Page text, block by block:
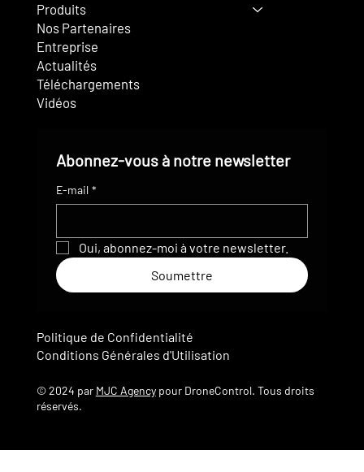
Produits
Nos Partenaires
Entreprise
Actualités
Téléchargements
Vidéos
Abonnez-vous à notre newsletter
E-mail *
Oui, abonnez-moi à votre newsletter.
Soumettre
© 2024 par MJC Agencypour DroneControl. Tous droits
réservés.
Conditions Générales d'Utilisation
Politique de Confidentialité